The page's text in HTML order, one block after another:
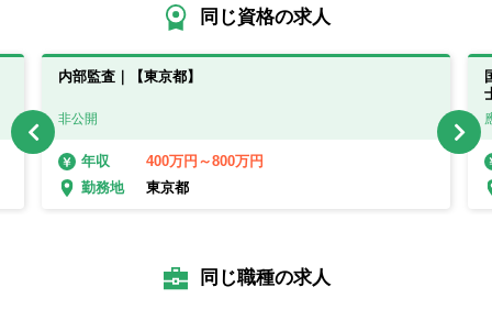
同じ資格の求人
内部監査｜【東京都】
非公開
年収
400万円～800万円
勤務地
東京都
同じ職種の求人